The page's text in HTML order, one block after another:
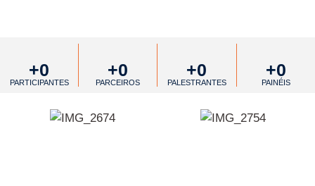
PARTICIPANTES
+0
PARCEIROS
+0
PALESTRANTES
+0
PAINÉIS
+0